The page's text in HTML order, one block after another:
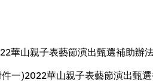
華山親子表藝節演出甄選補助辦
一)2022華山親子表藝節演出甄